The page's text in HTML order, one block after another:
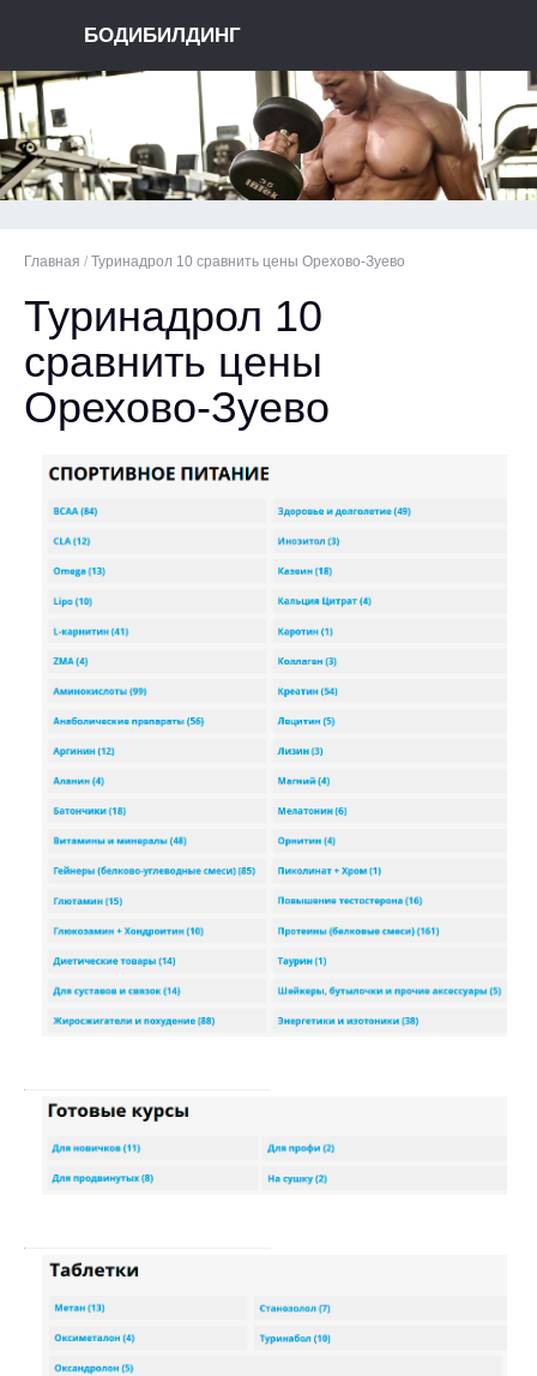
БОДИБИЛДИНГ
Главная / Туринадрол 10 сравнить цены Орехово-Зуево
Туринадрол 10
сравнить цены
Орехово-Зуево